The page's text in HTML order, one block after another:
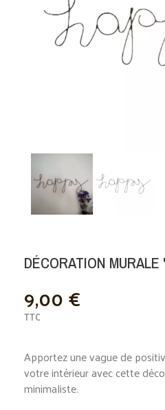
DÉCORATION
9,00 €
TTC
Apportez une vague de
votre intérieur avec cette
minimaliste.